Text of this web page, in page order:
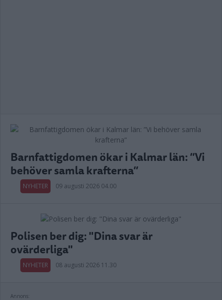
Barnfattigdomen ökar i Kalmar län: ”Vi
behöver samla krafterna”
NYHETER 09 augusti 2026 04.00
Polisen ber dig: "Dina svar är
ovärderliga"
NYHETER 08 augusti 2026 11.30
Annons: